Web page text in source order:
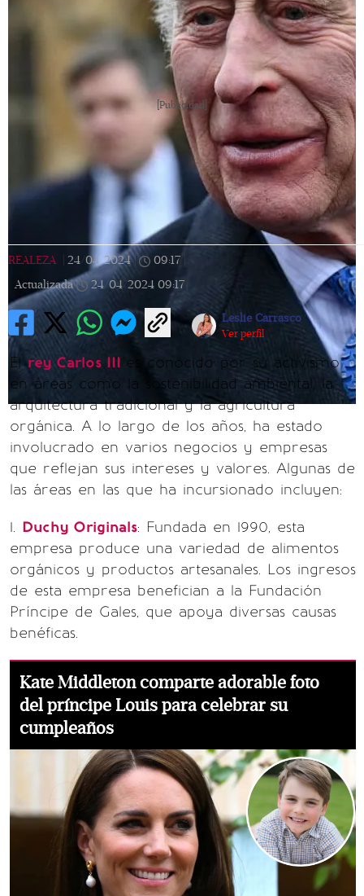
[Publicidad]
REALEZA 24/04/2024 | 09:17
Actualizada
24/04/2024 09:17
Leslie Carrasco
Ver perfil
Elrey Carlos III es conocido por su activismo
en áreas como la sostenibilidad ambiental, la
arquitectura tradicional y la agricultura
orgánica. A lo largo de los años, ha estado
involucrado en varios negocios y empresas
que reflejan sus intereses y valores. Algunas de
las áreas en las que ha incursionado incluyen:
1. Duchy Originals: Fundada en 1990, esta
empresa produce una variedad de alimentos
orgánicos y productos artesanales. Los ingresos
de esta empresa benefician a la Fundación
Príncipe de Gales, que apoya diversas causas
benéficas.
Kate Middleton comparte adorable foto
del príncipe Louis para celebrar su
cumpleaños